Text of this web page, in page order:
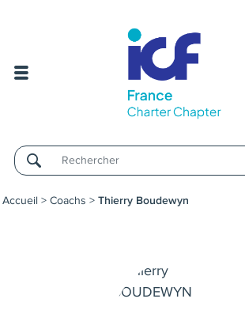
Username
Accueil > Coachs > Thierry Boudewyn